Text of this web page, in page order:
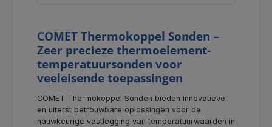
COMET Thermokoppel Sonden –
Zeer precieze thermoelement-
temperatuursonden voor
veeleisende toepassingen
COMET Thermokoppel Sonden bieden innovatieve
en uiterst betrouwbare oplossingen voor de
nauwkeurige vastlegging van temperatuurwaarden in